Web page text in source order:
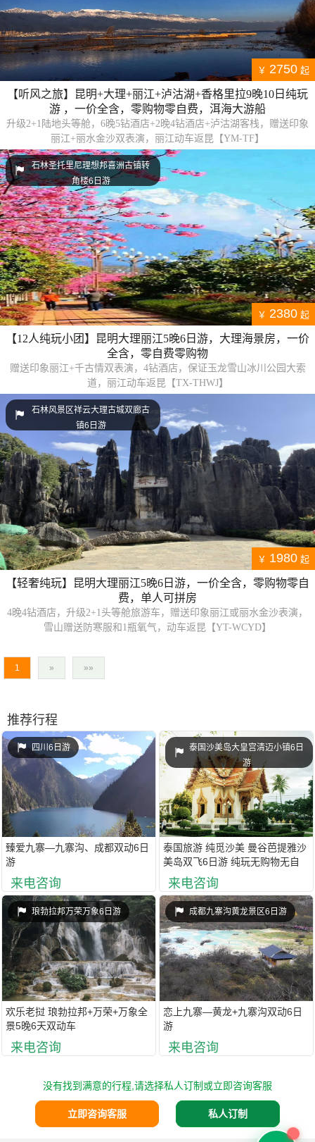
￥ 2750 起
【听风之旅】昆明+大理+丽江+泸沽湖+香格里拉9晚10日纯玩
游 ，一价全含，零购物零自费，洱海大游船
升级2+1陆地头等舱，6晚5钻酒店+2晚4钻酒店+泸沽湖客栈，赠送印象
丽江+丽水金沙双表演，丽江动车返昆【YM-TF】
石林圣托里尼理想邦喜洲古镇转
角楼6日游
￥ 2380 起
【12人纯玩小团】昆明大理丽江5晚6日游，大理海景房，一价
全含，零自费零购物
赠送印象丽江+千古情双表演，4钻酒店，保证玉龙雪山冰川公园大索
道，丽江动车返昆【TX-THWJ】
石林风景区祥云大理古城双廊古
镇6日游
￥ 1980 起
【轻奢纯玩】昆明大理丽江5晚6日游，一价全含，零购物零自
费，单人可拼房
4晚4钻酒店，升级2+1头等舱旅游车，赠送印象丽江或丽水金沙表演，
雪山赠送防寒服和1瓶氧气，动车返昆【YT-WCYD】
1 » »»
推荐行程
四川6日游
臻爱九寨—九寨沟、成都双动6日
游
来电咨询
泰国沙美岛大皇宫清迈小镇6日
游
泰国旅游 纯觅沙美 曼谷芭提雅沙
美岛双飞6日游 纯玩无购物无自
费 一天半自由活动
来电咨询
琅勃拉邦万荣万象6日游
欢乐老挝 琅勃拉邦+万荣+万象全
景5晚6天双动车
来电咨询
成都九寨沟黄龙景区6日游
恋上九寨—黄龙+九寨沟双动6日
游
来电咨询
没有找到满意的行程,请选择私人订制或立即咨询客服
立即咨询客服 私人订制